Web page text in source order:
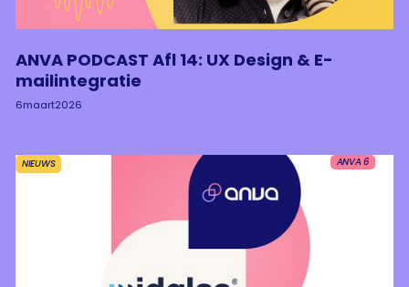
ANVA PODCAST Afl 14: UX Design & E-
mailintegratie
6maart2026
ANVA 6
NIEUWS